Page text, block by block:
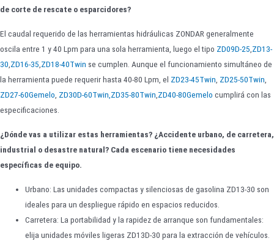
de corte de rescate o esparcidores?
El caudal requerido de las herramientas hidráulicas ZONDAR generalmente
oscila entre 1 y 40 Lpm para una sola herramienta, luego el tipo ZD09D-25,ZD13-
30,ZD16-35,ZD18-40Twin se cumplen. Aunque el funcionamiento simultáneo de
la herramienta puede requerir hasta 40-80 Lpm, el ZD23-45Twin, ZD25-50Twin,
ZD27-60Gemelo, ZD30D-60Twin,ZD35-80Twin,ZD40-80Gemelo cumplirá con las
especificaciones.
¿Dónde vas a utilizar estas herramientas? ¿Accidente urbano, de carretera,
industrial o desastre natural? Cada escenario tiene necesidades
específicas de equipo.
Urbano: Las unidades compactas y silenciosas de gasolina ZD13-30 son
ideales para un despliegue rápido en espacios reducidos.
Carretera: La portabilidad y la rapidez de arranque son fundamentales:
elija unidades móviles ligeras ZD13D-30 para la extracción de vehículos.